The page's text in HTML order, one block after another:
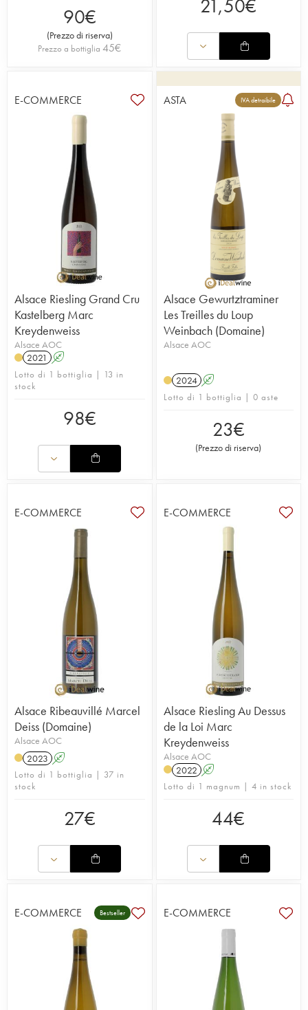
90€
(Prezzo di riserva)
Prezzo a bottiglia 45€
21,50€
E-COMMERCE
Alsace Riesling Grand Cru
Kastelberg Marc
Kreydenweiss
Alsace AOC
2021
A
Lotto di 1 bottiglia | 13 in
stock
98€
ASTA IVA detraibile
Alsace Gewurtztraminer
Les Treilles du Loup
Weinbach (Domaine)
Alsace AOC
2024 A
Lotto di 1 bottiglia | 0 aste
23€
(Prezzo di riserva)
E-COMMERCE
Alsace Ribeauvillé Marcel
Deiss (Domaine)
Alsace AOC
2023 A
Lotto di 1 bottiglia | 37 in
stock
27€
E-COMMERCE
Alsace Riesling Au Dessus
de la Loi Marc
Kreydenweiss
Alsace AOC
2022 A
Lotto di 1 magnum | 4 in stock
44€
E-COMMERCE Bestseller E-COMMERCE